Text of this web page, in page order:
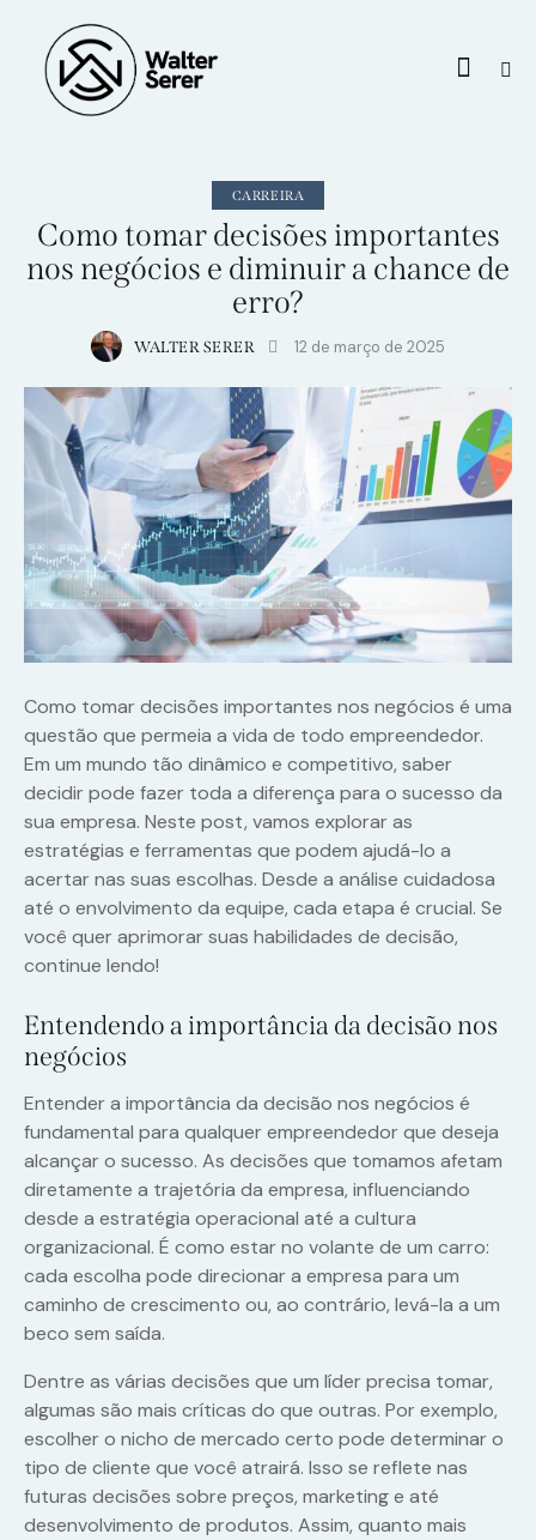
CARREIRA
Como tomar decisões importantes
nos negócios e diminuir a chance de
erro?
WALTER SERER 12 de março de 2025
Como tomar decisões importantes nos negócios é uma
questão que permeia a vida de todo empreendedor.
Em um mundo tão dinâmico e competitivo, saber
decidir pode fazer toda a diferença para o sucesso da
sua empresa. Neste post, vamos explorar as
estratégias e ferramentas que podem ajudá-lo a
acertar nas suas escolhas. Desde a análise cuidadosa
até o envolvimento da equipe, cada etapa é crucial. Se
você quer aprimorar suas habilidades de decisão,
continue lendo!
Entendendo a importância da decisão nos
negócios
Entender a importância da decisão nos negócios é
fundamental para qualquer empreendedor que deseja
alcançar o sucesso. As decisões que tomamos afetam
diretamente a trajetória da empresa, influenciando
desde a estratégia operacional até a cultura
organizacional. É como estar no volante de um carro:
cada escolha pode direcionar a empresa para um
caminho de crescimento ou, ao contrário, levá-la a um
beco sem saída.
Dentre as várias decisões que um líder precisa tomar,
algumas são mais críticas do que outras. Por exemplo,
escolher o nicho de mercado certo pode determinar o
tipo de cliente que você atrairá. Isso se reflete nas
futuras decisões sobre preços, marketing e até
desenvolvimento de produtos. Assim, quanto mais